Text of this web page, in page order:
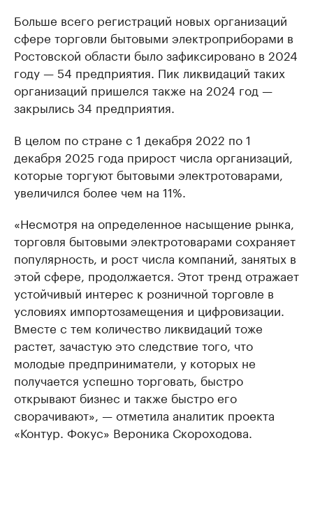
Больше всего регистраций новых организаций
сфере торговли бытовыми электроприборами в
Ростовской области было зафиксировано в 2024
году — 54 предприятия. Пик ликвидаций таких
организаций пришелся также на 2024 год —
закрылись 34 предприятия.
В целом по стране с 1 декабря 2022 по 1
декабря 2025 года прирост числа организаций,
которые торгуют бытовыми электротоварами,
увеличился более чем на 11%.
«Несмотря на определенное насыщение рынка,
торговля бытовыми электротоварами сохраняет
популярность, и рост числа компаний, занятых в
этой сфере, продолжается. Этот тренд отражает
устойчивый интерес к розничной торговле в
условиях импортозамещения и цифровизации.
Вместе с тем количество ликвидаций тоже
растет, зачастую это следствие того, что
молодые предприниматели, у которых не
получается успешно торговать, быстро
открывают бизнес и также быстро его
сворачивают», — отметила аналитик проекта
«Контур. Фокус» Вероника Скороходова.